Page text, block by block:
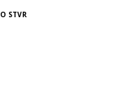
O STVR